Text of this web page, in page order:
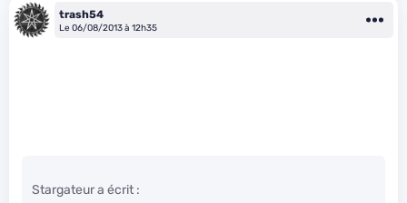
trash54
Le 06/08/2013 à 12h35
Stargateur a écrit :